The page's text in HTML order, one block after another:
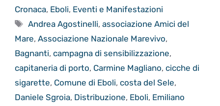
Cronaca, Eboli, Eventi e Manifestazioni
Tag
Andrea Agostinelli,associazione Amici del
Mare, Associazione Nazionale Marevivo,
Bagnanti, campagna di sensibilizzazione,
capitaneria di porto, Carmine Magliano, cicche di
sigarette, Comune di Eboli, costa del Sele,
Daniele Sgroia, Distribuzione, Eboli, Emiliano